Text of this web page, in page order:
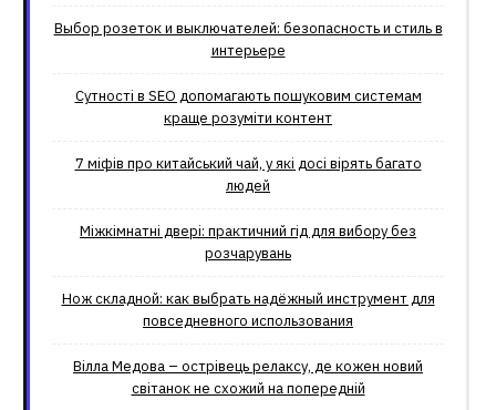
Выбор розеток и выключателей: безопасность и стиль в
интерьере
Сутності в SEO допомагають пошуковим системам
краще розуміти контент
7 міфів про китайський чай, у які досі вірять багато
людей
Міжкімнатні двері: практичний гід для вибору без
розчарувань
Нож складной: как выбрать надёжный инструмент для
повседневного использования
Вілла Медова – острівець релаксу, де кожен новий
світанок не схожий на попередній